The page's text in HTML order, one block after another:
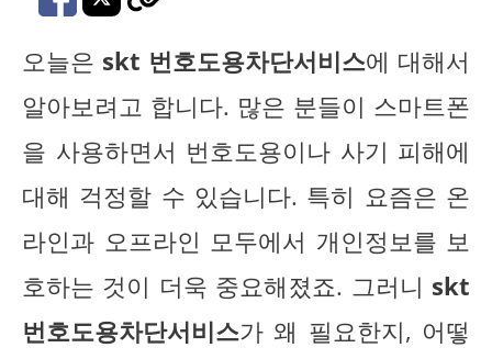
오늘은 skt 번호도용차단서비스에 대해서
알아보려고 합니다. 많은 분들이 스마트폰
을 사용하면서 번호도용이나 사기 피해에
대해 걱정할 수 있습니다. 특히 요즘은 온
라인과 오프라인 모두에서 개인정보를 보
호하는 것이 더욱 중요해졌죠. 그러니 skt
번호도용차단서비스가 왜 필요한지, 어떻